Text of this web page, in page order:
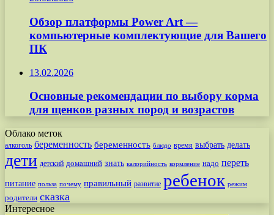
Обзор платформы Power Art —
компьютерные комплектующие для Вашего
ПК
13.02.2026
Основные рекомендации по выбору корма
для щенков разных пород и возрастов
Облако меток
алкоголь беременность беременность блюдо время выбрать делать
дети детский домашний знать калорийность кормление надо переть
питание польза почему правильный развитие ребенок режим
родители сказка
Интересное